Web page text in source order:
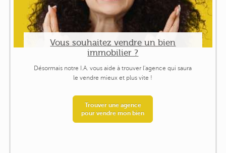
Vous souhaitez vendre un bien
immobilier ?
Désormais notre I.A. vous aide à trouver l'agence qui saura
le vendre mieux et plus vite !
Trouver une agence
pour vendre mon bien